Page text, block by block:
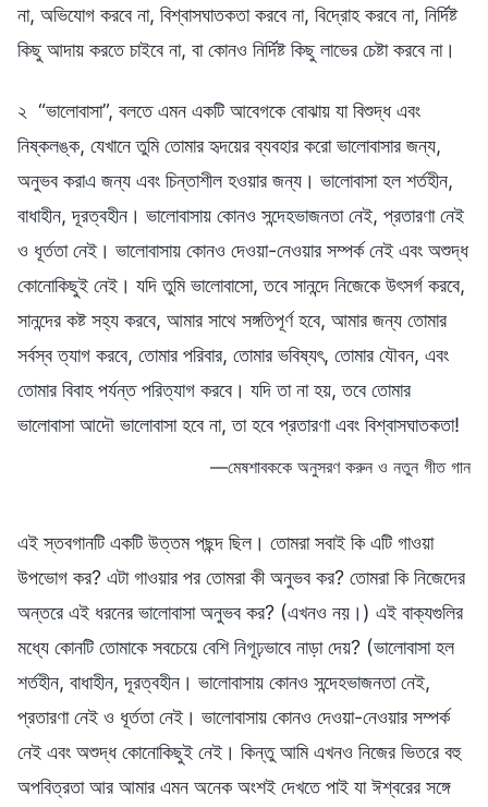
না, অভিযোগ করবে না, বিশ্বাসঘাতকতা করবে না, বিদ্রোহ করবে না, নির্দিষ্ট
কিছু আদায় করতে চাইবে না, বা কোনও নির্দিষ্ট কিছু লাভের চেষ্টা করবে না।
২ “ভালোবাসা”, বলতে এমন একটি আবেগকে বোঝায় যা বিশুদ্ধ এবং
নিষ্কলঙ্ক, যেখানে তুমি তোমার হৃদয়ের ব্যবহার করো ভালোবাসার জন্য,
অনুভব করাএ জন্য এবং চিন্তাশীল হওয়ার জন্য। ভালোবাসা হল শর্তহীন,
বাধাহীন, দূরত্বহীন। ভালোবাসায় কোনও সন্দেহভাজনতা নেই, প্রতারণা নেই
ও ধূর্ততা নেই। ভালোবাসায় কোনও দেওয়া-নেওয়ার সম্পর্ক নেই এবং অশুদ্ধ
কোনোকিছুই নেই। যদি তুমি ভালোবাসো, তবে সানন্দে নিজেকে উৎসর্গ করবে,
সানন্দের কষ্ট সহ্য করবে, আমার সাথে সঙ্গতিপূর্ণ হবে, আমার জন্য তোমার
সর্বস্ব ত্যাগ করবে, তোমার পরিবার, তোমার ভবিষ্যৎ, তোমার যৌবন, এবং
তোমার বিবাহ পর্যন্ত পরিত্যাগ করবে। যদি তা না হয়, তবে তোমার
ভালোবাসা আদৌ ভালোবাসা হবে না, তা হবে প্রতারণা এবং বিশ্বাসঘাতকতা!
—মেষশাবককে অনুসরণ করুন ও নতুন গীত গান
এই স্তবগানটি একটি উত্তম পছন্দ ছিল। তোমরা সবাই কি এটি গাওয়া
উপভোগ কর? এটা গাওয়ার পর তোমরা কী অনুভব কর? তোমরা কি নিজেদের
অন্তরে এই ধরনের ভালোবাসা অনুভব কর? (এখনও নয়।) এই বাক্যগুলির
মধ্যে কোনটি তোমাকে সবচেয়ে বেশি নিগূঢ়ভাবে নাড়া দেয়? (ভালোবাসা হল
শর্তহীন, বাধাহীন, দূরত্বহীন। ভালোবাসায় কোনও সন্দেহভাজনতা নেই,
প্রতারণা নেই ও ধূর্ততা নেই। ভালোবাসায় কোনও দেওয়া-নেওয়ার সম্পর্ক
নেই এবং অশুদ্ধ কোনোকিছুই নেই। কিন্তু আমি এখনও নিজের ভিতরে বহু
অপবিত্রতা আর আমার এমন অনেক অংশই দেখতে পাই যা ঈশ্বরের সঙ্গে